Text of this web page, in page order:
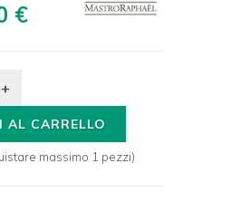
€
AL CARRELLO
massimo 1 pezzi)